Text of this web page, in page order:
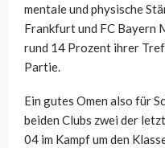
mentale und physische
Frankfurt und FC Bayern
rund 14 Prozent ihrer
Partie.
Ein gutes Omen also für
beiden Clubs zwei der
04 im Kampf um den